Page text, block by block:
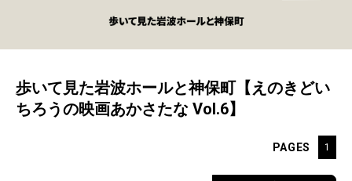
歩いて見た岩波ホールと神保町【えのきどい
ちろうの映画あかさたな Vol.6】
PAGES 1